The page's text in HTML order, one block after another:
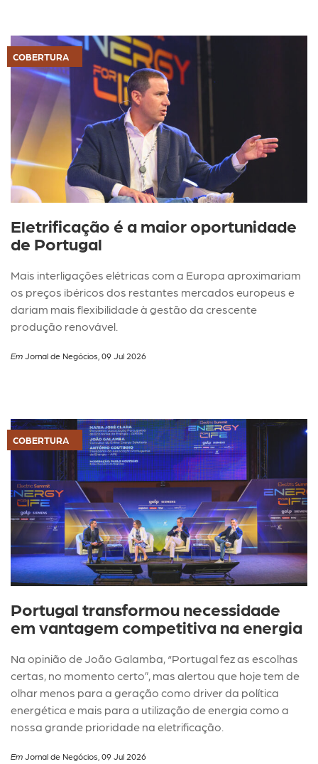
COBERTURA
Eletrificação é a maior oportunidade
de Portugal
Mais interligações elétricas com a Europa aproximariam
os preços ibéricos dos restantes mercados europeus e
dariam mais flexibilidade à gestão da crescente
produção renovável.
EmJornal de Negócios, 09 Jul 2026
COBERTURA
Portugal transformou necessidade
em vantagem competitiva na energia
Na opinião de João Galamba, “Portugal fez as escolhas
certas, no momento certo”, mas alertou que hoje tem de
olhar menos para a geração como driver da política
energética e mais para a utilização de energia como a
nossa grande prioridade na eletrificação.
EmJornal de Negócios, 09 Jul 2026